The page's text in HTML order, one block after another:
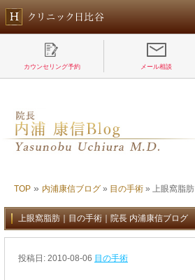
カウンセリング予約 メール相談
TOP » 内浦康信ブログ » 目の手術 » 上眼窩脂肪
上眼窩脂肪｜目の手術｜院長 内浦康信ブログ
投稿日: 2010-08-06 目の手術